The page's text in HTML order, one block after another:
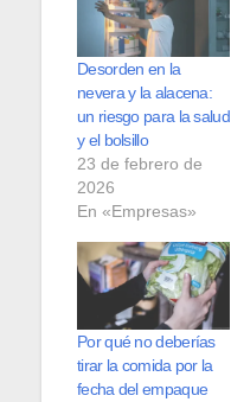
Desorden en la
nevera y la alacena:
un riesgo para la salud
y el bolsillo
23 de febrero de
2026
En «Empresas»
Por qué no deberías
tirar la comida por la
fecha del empaque